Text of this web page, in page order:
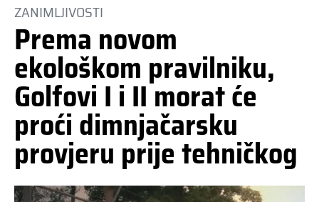
ZANIMLJIVOSTI
Prema novom
ekološkom pravilniku,
Golfovi I i II morat će
proći dimnjačarsku
provjeru prije tehničkog